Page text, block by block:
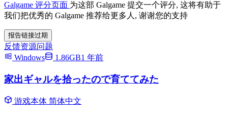
Galgame 评分页面 为这部 Galgame 提交一个评分, 这将有助于
我们把优秀的 Galgame 推荐给更多人, 谢谢您的支持
报告链接过期
反馈资源问题
Windows
1.86GB1 年前
家出ギャルを拾ったので育ててみた
游戏本体 简体中文